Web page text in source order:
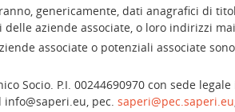
genericamente, dati anagrafici di
aziende associate, o loro indirizzi
associate o potenziali associate
Socio. P.I. 00244690970 con sede
pec. saperi@pec.saperi.eu